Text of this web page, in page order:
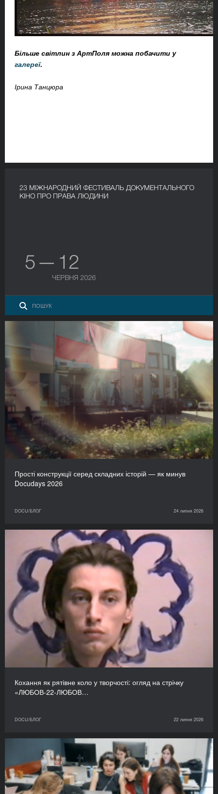
Більше світлин з АртПоля можна побачити у
галереї.
Ірина Танцюра
23 МІЖНАРОДНИЙ ФЕСТИВАЛЬ ДОКУМЕНТАЛЬНОГО
КІНО ПРО ПРАВА ЛЮДИНИ
5 — 12
ЧЕРВНЯ 2026
Прості конструкції серед складних історій — як минув
Docudays 2026
DOCU/БЛОГ 24 липня 2026
Кохання як рятівне коло у творчості: огляд на стрічку
«ЛЮБОВ-22-ЛЮБОВ…
DOCU/БЛОГ 22 липня 2026